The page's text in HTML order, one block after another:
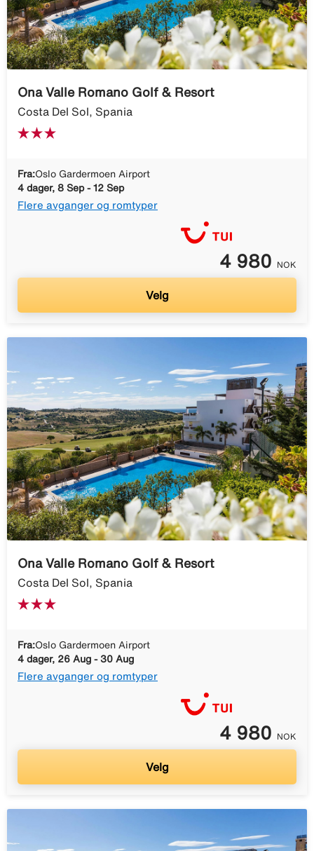
Ona Valle Romano Golf & Resort
Costa Del Sol, Spania
Fra:Oslo Gardermoen Airport
4 dager, 8 Sep - 12 Sep
Flere avganger og romtyper
4 980 NOK
Velg
Ona Valle Romano Golf & Resort
Costa Del Sol, Spania
Fra:Oslo Gardermoen Airport
4 dager, 26 Aug - 30 Aug
Flere avganger og romtyper
4 980 NOK
Velg